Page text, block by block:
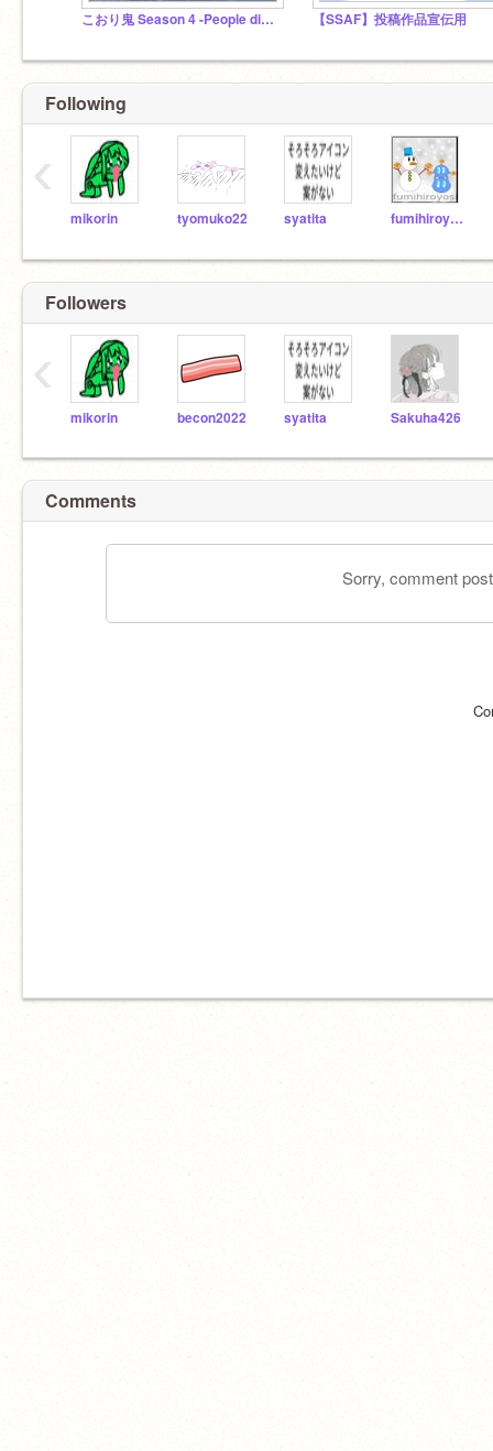
こおり鬼 Season 4 -People disappearing like melt- 公式スタジオ 【SSAF】投稿作品宣伝用
Following
mikorin tyomuko22 syatita fumihiroyosi
‹
Followers
mikorin becon2022 syatita Sakuha426
‹
Comments
Sorry, comment